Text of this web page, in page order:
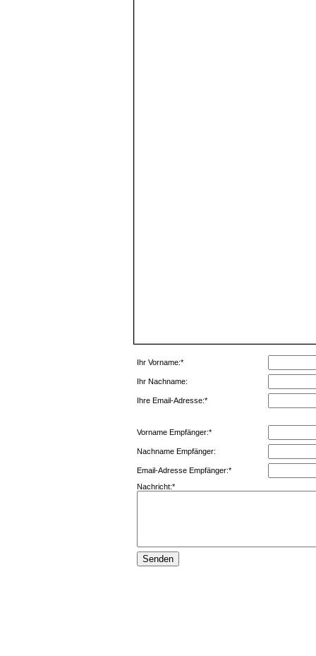
Ihr Vorname:*
Ihr Nachname:
Ihre Email-Adresse:*
Vorname Empfänger:*
Nachname Empfänger:
Email-Adresse Empfänger:*
Nachricht:*